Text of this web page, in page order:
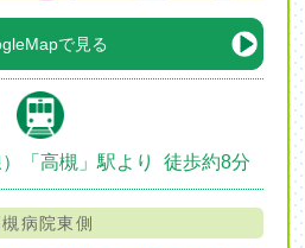
で見る
「高槻」駅より徒歩約8分
槻病院東側